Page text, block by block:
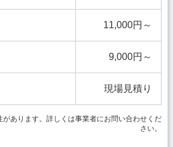
11,000円～
9,000円～
現場見積り
あります。詳しくは事業者にお問い合わせくだ
さい。